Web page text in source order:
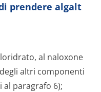
prendere algalt
al naloxone
altri componenti
al paragrafo 6);